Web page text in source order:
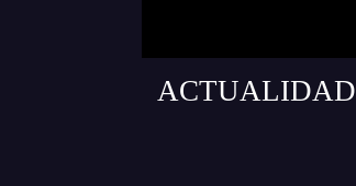
ACTUALIDAD